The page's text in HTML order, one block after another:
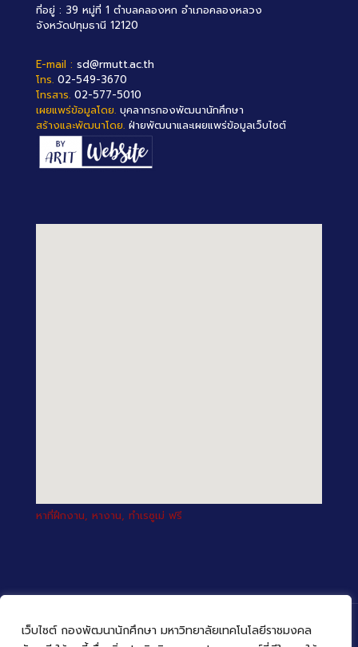
เว็บไซต์ กองพัฒนานักศึกษา มหาวิทยาลัยเทคโนโลยีราชมงคล
ที่อยู่ : 39 หมู่ที่ 1 ตำบลคลองหก อำเภอคลองหลวง
จังหวัดปทุมธานี 12120
E-mail : sd@rmutt.ac.th
โทร. 02-549-3670
โทรสาร. 02-577-5010
เผยแพร่ข้อมูลโดย. บุคลากรกองพัฒนานักศึกษา
สร้างและพัฒนาโดย. ฝ่ายพัฒนาและเผยแพร่ข้อมูลเว็บไซต์
หาที่ฝึกงาน, หางาน, ทำเรซูเม่ ฟรี